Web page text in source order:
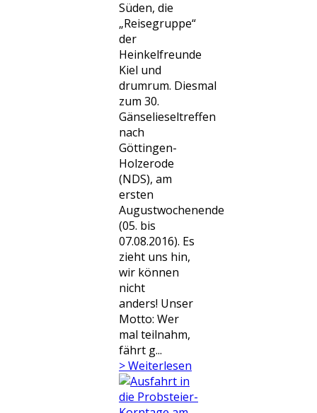
Süden, die
„Reisegruppe“
der
Heinkelfreunde
Kiel und
drumrum. Diesmal
zum 30.
Gänselieseltreffen
nach
Göttingen-
Holzerode
(NDS), am
ersten
Augustwochenende
(05. bis
07.08.2016). Es
zieht uns hin,
wir können
nicht
anders! Unser
Motto: Wer
mal teilnahm,
fährt g...
> Weiterlesen